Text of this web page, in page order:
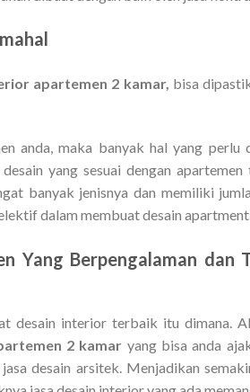
apartemen 2 kamar, bisa
anda, maka banyak hal yang perlu
yang sesuai dengan
banyak jenisnya dan memiliki
dalam membuat desain
Yang Berpengalaman dan
desain interior terbaik itu dimana.
2 kamar yang bisa anda
desain arsitek. Menjadikan